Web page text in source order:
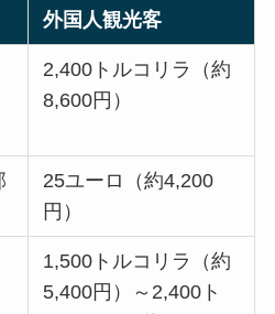
外国人観光客
2,400トルコリラ（約
8,600円）
25ユーロ（約4,200
円）
1,500トルコリラ（約
5,400円）～2,400ト